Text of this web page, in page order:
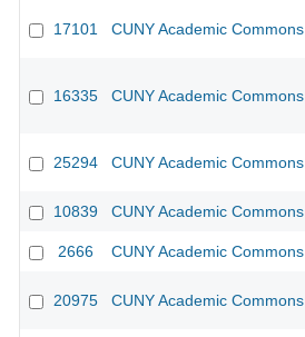
17101 CUNY Academic Commons
16335 CUNY Academic Commons
25294 CUNY Academic Commons
10839 CUNY Academic Commons
2666 CUNY Academic Commons
20975 CUNY Academic Commons